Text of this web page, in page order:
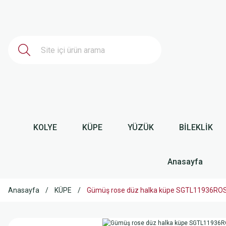
KOLYE KÜPE YÜZÜK BİLEKLİK
Anasayfa
Anasayfa KÜPE Gümüş rose düz halka küpe